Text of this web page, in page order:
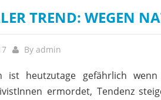
TREND: WEGEN
By admin
ist heutzutage gefährlich
ermordet, Tendenz